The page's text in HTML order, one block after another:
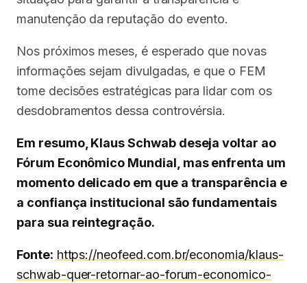
manutenção da reputação do evento.
Nos próximos meses, é esperado que novas
informações sejam divulgadas, e que o FEM
tome decisões estratégicas para lidar com os
desdobramentos dessa controvérsia.
Em resumo, Klaus Schwab deseja voltar ao
Fórum Econômico Mundial, mas enfrenta um
momento delicado em que a transparência e
a confiança institucional são fundamentais
para sua reintegração.
Fonte: https://neofeed.com.br/economia/klaus-
schwab-quer-retornar-ao-forum-economico-